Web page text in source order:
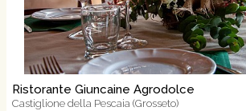
Ristorante Giuncaine Agrodolce
Castiglione della Pescaia (Grosseto)